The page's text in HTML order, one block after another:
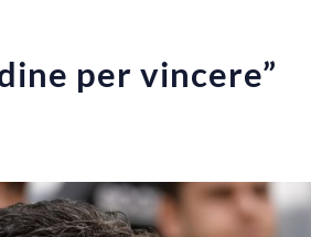
per vincere”